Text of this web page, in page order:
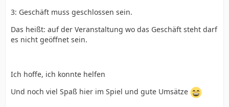
3: Geschäft muss geschlossen sein.
Das heißt: auf der Veranstaltung wo das Geschäft steht darf
es nicht geöffnet sein.
Ich hoffe, ich konnte helfen
Und noch viel Spaß hier im Spiel und gute Umsätze